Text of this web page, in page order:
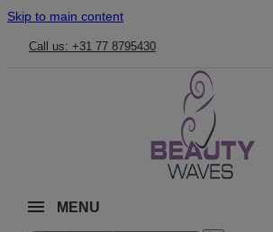
Skip to main content
Call us: +31 77 8795430
MENU